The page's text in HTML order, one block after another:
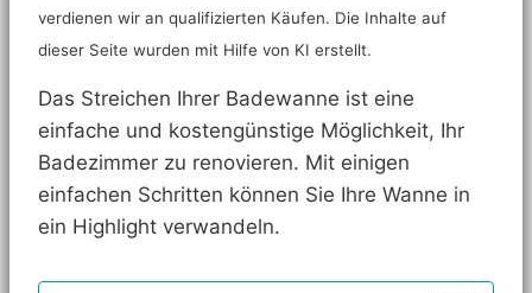
verdienen wir an qualifizierten Käufen. Die Inhalte auf
dieser Seite wurden mit Hilfe von KI erstellt.
Das Streichen Ihrer Badewanne ist eine
einfache und kostengünstige Möglichkeit, Ihr
Badezimmer zu renovieren. Mit einigen
einfachen Schritten können Sie Ihre Wanne in
ein Highlight verwandeln.